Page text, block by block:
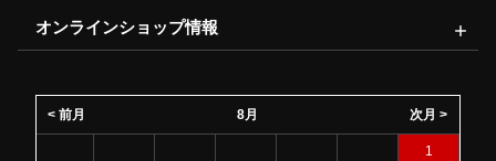
オンラインショップ情報
8月
< 前月 次月 >
1